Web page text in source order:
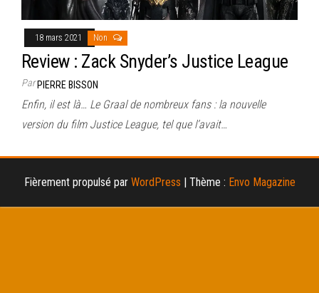
18 mars 2021 Non
Review : Zack Snyder’s Justice League
ParPIERRE BISSON
Enfin, il est là… Le Graal de nombreux fans : la nouvelle
version du film Justice League, tel que l’avait…
Fièrement propulsé par WordPress | Thème : Envo Magazine